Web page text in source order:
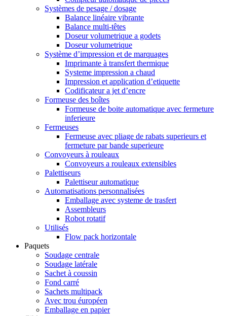
Systèmes de pesage / dosage
Balance linéaire vibrante
Balance multi-têtes
Doseur volumetrique a godets
Doseur volumetrique
Système d’impression et de marquages
Imprimante à transfert thermique
Systeme impression a chaud
Impression et application d’etiquette
Codificateur a jet d’encre
Formeuse des boîtes
Formeuse de boite automatique avec fermeture
inferieure
Fermeuses
Fermeuse avec pliage de rabats superieurs et
fermeture par bande superieure
Convoyeurs à rouleaux
Convoyeurs a rouleaux extensibles
Palettiseurs
Palettiseur automatique
Automatisations personnalisées
Emballage avec systeme de trasfert
Assembleurs
Robot rotatif
Utilisés
Flow pack horizontale
Paquets
Soudage centrale
Soudage latérale
Sachet à coussin
Fond carré
Sachets multipack
Avec trou éuropéen
Emballage en papier